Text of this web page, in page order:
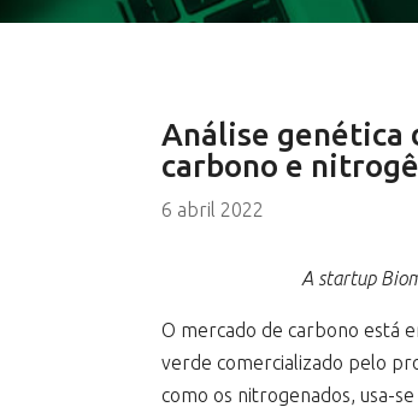
Análise genética
carbono e
6 abril 2022
A startup
O mercado de carbono está
verde comercializado pelo
como os nitrogenados, usa-